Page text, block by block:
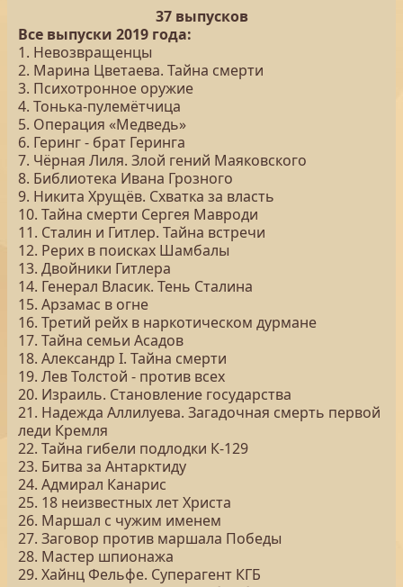
37 выпусков
Все выпуски 2019 года:
1. Невозвращенцы
2. Марина Цветаева. Тайна смерти
3. Психотронное оружие
4. Тонька-пулемётчица
5. Операция «Медведь»
6. Геринг - брат Геринга
7. Чёрная Лиля. Злой гений Маяковского
8. Библиотека Ивана Грозного
9. Никита Хрущёв. Схватка за власть
10. Тайна смерти Сергея Мавроди
11. Сталин и Гитлер. Тайна встречи
12. Рерих в поисках Шамбалы
13. Двойники Гитлера
14. Генерал Власик. Тень Сталина
15. Арзамас в огне
16. Третий рейх в наркотическом дурмане
17. Тайна семьи Асадов
18. Александр I. Тайна смерти
19. Лев Толстой - против всех
20. Израиль. Становление государства
21. Надежда Аллилуева. Загадочная смерть первой
леди Кремля
22. Тайна гибели подлодки К-129
23. Битва за Антарктиду
24. Адмирал Канарис
25. 18 неизвестных лет Христа
26. Маршал с чужим именем
27. Заговор против маршала Победы
28. Мастер шпионажа
29. Хайнц Фельфе. Суперагент КГБ